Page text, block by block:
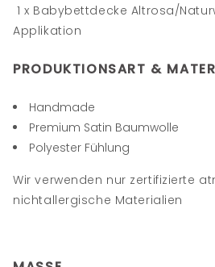
1 x Babybettdecke Altrosa/
Applikation
PRODUKTIONSART &
Handmade
Premium Satin Baumwolle
Polyester Fühlung
Wir verwenden nur zertifizierte
nichtallergische Materialien